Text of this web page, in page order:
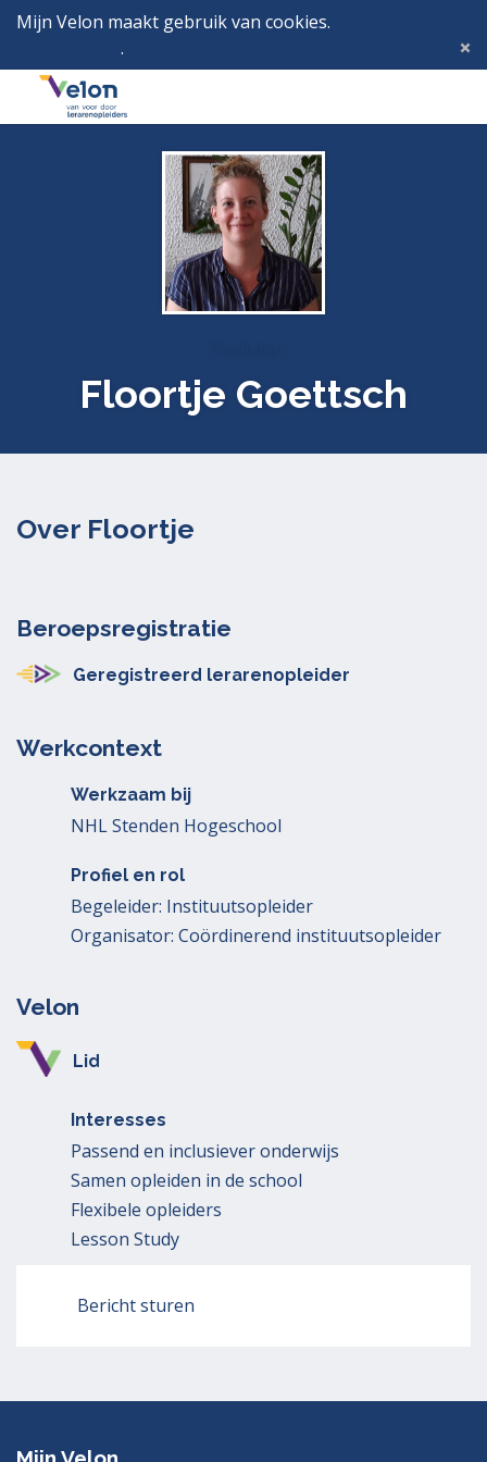
Mijn Velon maakt gebruik van cookies.
.
Menu
Floortje Goettsch
Over Floortje
Beroepsregistratie
Geregistreerd lerarenopleider
Werkcontext
Werkzaam bij
NHL Stenden Hogeschool
Profiel en rol
Begeleider: Instituutsopleider
Organisator: Coördinerend instituutsopleider
Velon
Lid
Interesses
Passend en inclusiever onderwijs
Samen opleiden in de school
Flexibele opleiders
Lesson Study
Bericht sturen